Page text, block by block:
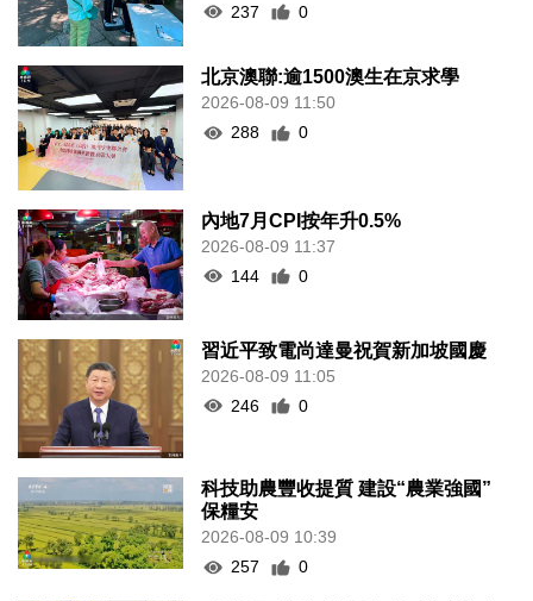
237
0
北京澳聯:逾1500澳生在京求學
2026-08-09 11:50
288
0
內地7月CPI按年升0.5%
2026-08-09 11:37
144
0
習近平致電尚達曼祝賀新加坡國慶
2026-08-09 11:05
246
0
科技助農豐收提質 建設“農業強國”
保糧安
2026-08-09 10:39
257
0